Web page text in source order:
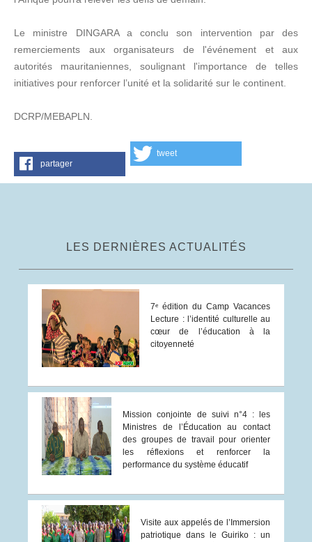
Le ministre DINGARA a conclu son intervention par des
remerciements aux organisateurs de l'événement et aux
autorités mauritaniennes, soulignant l'importance de telles
initiatives pour renforcer l’unité et la solidarité sur le continent.
DCRP/MEBAPLN.
partager
tweet
LES DERNIÈRES ACTUALITÉS
7ᵉ édition du Camp Vacances
Lecture : l’identité culturelle au
cœur de l’éducation à la
citoyenneté
Mission conjointe de suivi n°4 : les
Ministres de l’Éducation au contact
des groupes de travail pour orienter
les réflexions et renforcer la
performance du système éducatif
Visite aux appelés de l’Immersion
patriotique dans le Guiriko : un